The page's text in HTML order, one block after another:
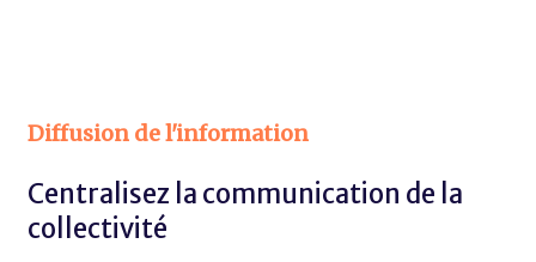
Diffusion de l'information
Centralisez la communication de la
collectivité